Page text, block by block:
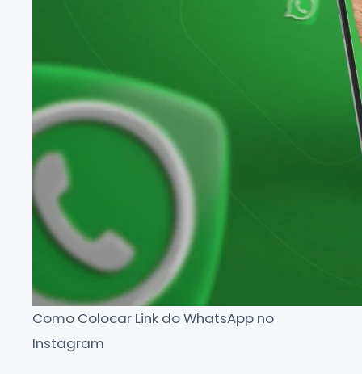
Como Colocar Link do WhatsApp no
Instagram